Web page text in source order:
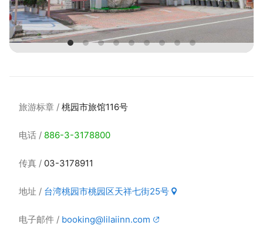
旅游标章 桃园市旅馆116号
电话 886-3-3178800
传真 03-3178911
地址 台湾桃园市桃园区天祥七街25号
电子邮件 booking@lilaiinn.com